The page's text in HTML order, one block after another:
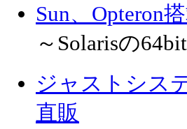
Sun、Opteron
～Solarisの
ジャストシス
直販